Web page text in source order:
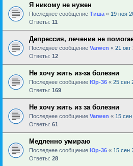
Я никому не нужен
Последнее сообщение Тиша « 19 ноя
Ответы: 11
Депрессия, лечение не
Последнее сообщение Varwen « 21 окт
Ответы: 12
Не хочу жить из-за болезни
Последнее сообщение Юр-36 « 25 сен
Ответы: 169
Не хочу жить из за болезни
Последнее сообщение Varwen « 15
Ответы: 61
Медленно умираю
Последнее сообщение Юр-36 « 15 сен
Ответы: 28